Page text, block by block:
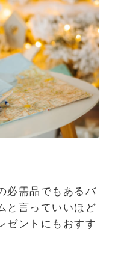
必需品でもあるバ
と言っていいほど
ゼントにもおすす